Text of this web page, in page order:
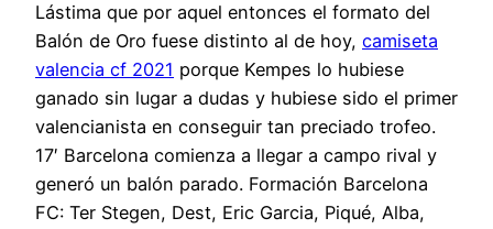
Lástima que por aquel entonces el formato del
Balón de Oro fuese distinto al de hoy, camiseta
valencia cf 2021 porque Kempes lo hubiese
ganado sin lugar a dudas y hubiese sido el primer
valencianista en conseguir tan preciado trofeo.
17′ Barcelona comienza a llegar a campo rival y
generó un balón parado. Formación Barcelona
FC: Ter Stegen, Dest, Eric Garcia, Piqué, Alba,